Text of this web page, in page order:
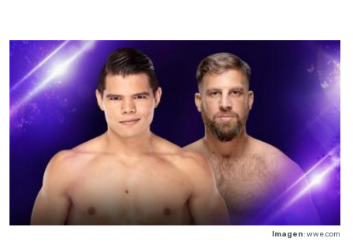
Imagen: wwe.com